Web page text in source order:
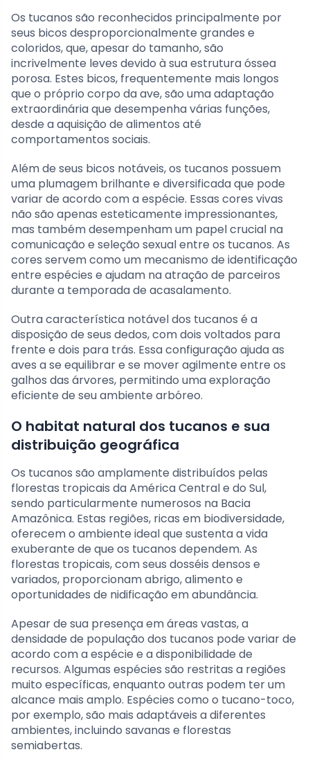
Os tucanos são reconhecidos principalmente por
seus bicos desproporcionalmente grandes e
coloridos, que, apesar do tamanho, são
incrivelmente leves devido à sua estrutura óssea
porosa. Estes bicos, frequentemente mais longos
que o próprio corpo da ave, são uma adaptação
extraordinária que desempenha várias funções,
desde a aquisição de alimentos até
comportamentos sociais.
Além de seus bicos notáveis, os tucanos possuem
uma plumagem brilhante e diversificada que pode
variar de acordo com a espécie. Essas cores vivas
não são apenas esteticamente impressionantes,
mas também desempenham um papel crucial na
comunicação e seleção sexual entre os tucanos. As
cores servem como um mecanismo de identificação
entre espécies e ajudam na atração de parceiros
durante a temporada de acasalamento.
Outra característica notável dos tucanos é a
disposição de seus dedos, com dois voltados para
frente e dois para trás. Essa configuração ajuda as
aves a se equilibrar e se mover agilmente entre os
galhos das árvores, permitindo uma exploração
eficiente de seu ambiente arbóreo.
O habitat natural dos tucanos e sua
distribuição geográfica
Os tucanos são amplamente distribuídos pelas
florestas tropicais da América Central e do Sul,
sendo particularmente numerosos na Bacia
Amazônica. Estas regiões, ricas em biodiversidade,
oferecem o ambiente ideal que sustenta a vida
exuberante de que os tucanos dependem. As
florestas tropicais, com seus dosséis densos e
variados, proporcionam abrigo, alimento e
oportunidades de nidificação em abundância.
Apesar de sua presença em áreas vastas, a
densidade de população dos tucanos pode variar de
acordo com a espécie e a disponibilidade de
recursos. Algumas espécies são restritas a regiões
muito específicas, enquanto outras podem ter um
alcance mais amplo. Espécies como o tucano-toco,
por exemplo, são mais adaptáveis a diferentes
ambientes, incluindo savanas e florestas
semiabertas.